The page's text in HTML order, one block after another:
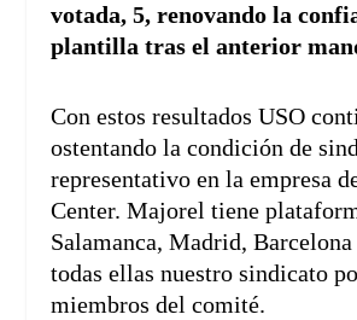
votada, 5, renovando la
plantilla tras el anterior
Con estos resultados USO
ostentando la condición de
representativo en la empresa
Center. Majorel tiene
Salamanca, Madrid,
todas ellas nuestro sindicato
miembros del comité.